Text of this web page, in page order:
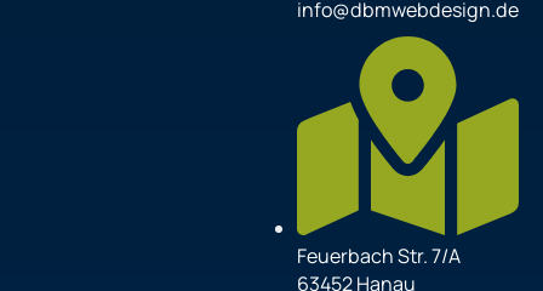
info@dbmwebdesign.de
Feuerbach Str. 7/A
63452 Hanau